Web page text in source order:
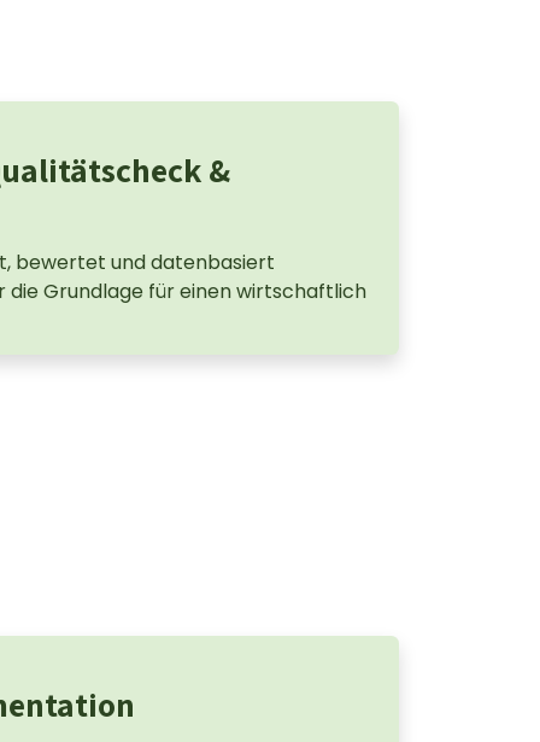
&
bewertet und datenbasiert
die Grundlage für einen wirtschaftlich